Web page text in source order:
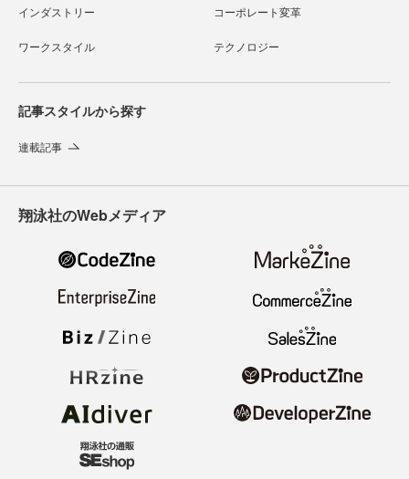
インダストリー コーポレート変革
ワークスタイル テクノロジー
記事スタイルから探す
連載記事
翔泳社のWebメディア